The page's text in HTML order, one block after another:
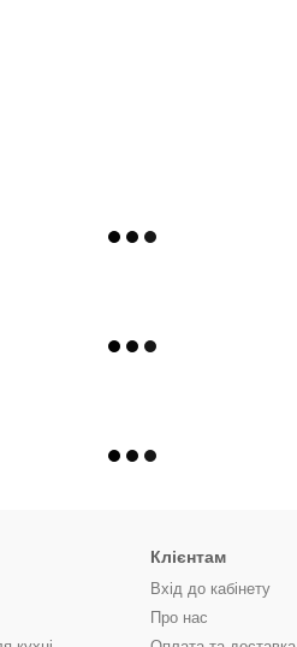
Клієнтам
Вхід до кабінету
Про нас